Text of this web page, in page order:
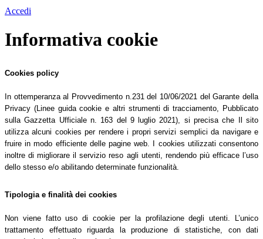
Accedi
Informativa cookie
Cookies policy
In ottemperanza al Provvedimento n.231 del 10/06/2021 del Garante della
Privacy (Linee guida cookie e altri strumenti di tracciamento, Pubblicato
sulla Gazzetta Ufficiale n. 163 del 9 luglio 2021), si precisa che Il sito
utilizza alcuni cookies per rendere i propri servizi semplici da navigare e
fruire in modo efficiente delle pagine web. I cookies utilizzati consentono
inoltre di migliorare il servizio reso agli utenti, rendendo più efficace l’uso
dello stesso e/o abilitando determinate funzionalità.
Tipologia e finalità dei cookies
Non viene fatto uso di cookie per la profilazione degli utenti. L’unico
trattamento effettuato riguarda la produzione di statistiche, con dati